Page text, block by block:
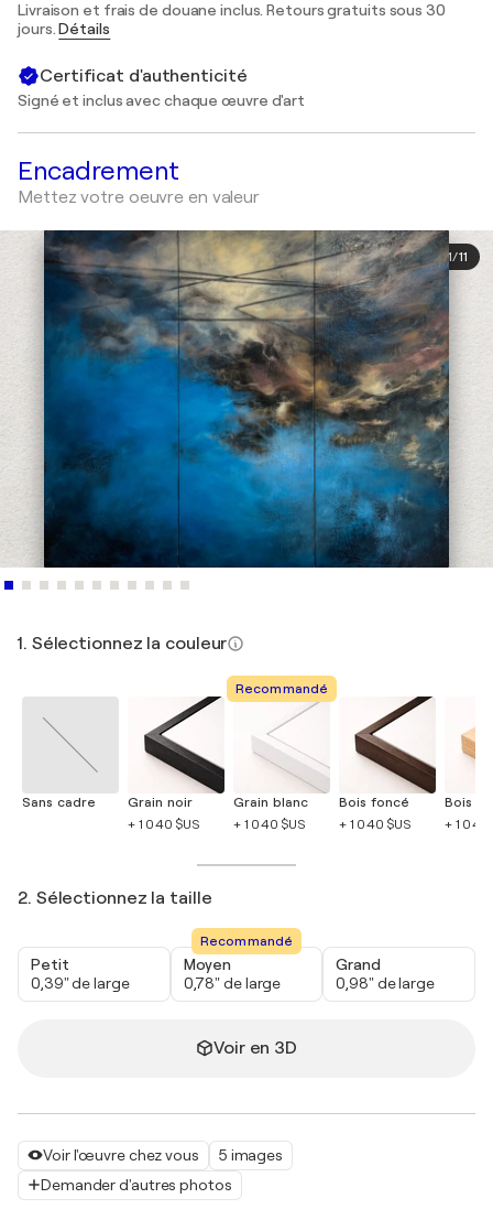
Voir l'œuvre chez vous
5 images
Demander d'autres photos
Livraison et frais de douane inclus. Retours gratuits sous 30
jours.Détails
Certificat d'authenticité
Signé et inclus avec chaque œuvre d'art
Encadrement
Mettez votre oeuvre en valeur
1/11
1. Sélectionnez la couleur
Sans cadre
Grain noir
+ 1 040 $US
Recommandé
Grain blanc
+ 1 040 $US
Bois foncé
+ 1 040 $US
Bois
+ 1 040
2. Sélectionnez la taille
Petit
0,39" de large
Recommandé
Moyen
0,78" de large
Grand
0,98" de large
Voir en 3D